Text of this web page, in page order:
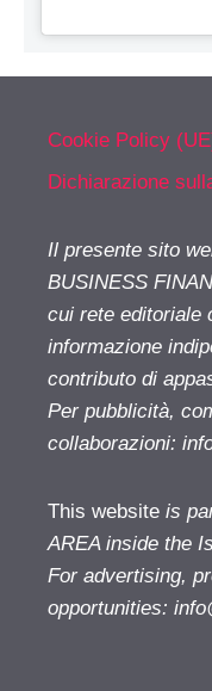
Cookie Policy
Dichiarazione
Il presente sito
BUSINESS
cui rete editoriale
informazione
contributo di
Per pubblicità,
collaborazioni:
This website is
AREA inside the
For advertising,
opportunities: